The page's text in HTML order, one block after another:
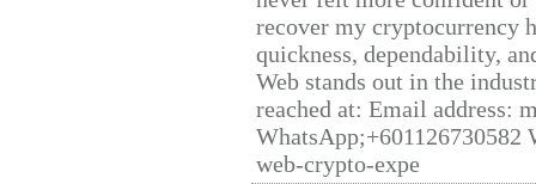
recover my cryptocurrency
quickness, dependability,
Web stands out in the
reached at: Email address:
web-crypto-expe